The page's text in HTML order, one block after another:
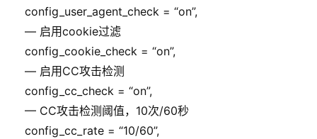
config_user_agent_check = “on”,
— 启用cookie过滤
config_cookie_check = “on”,
— 启用CC攻击检测
config_cc_check = “on”,
— CC攻击检测阈值，10次/60秒
config_cc_rate = “10/60”,